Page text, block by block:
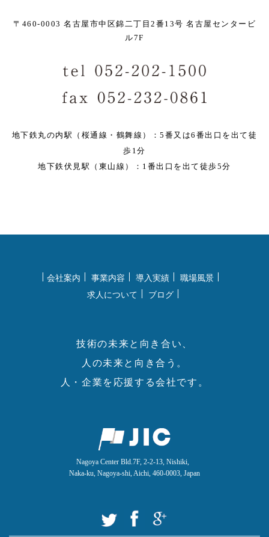
〒460-0003 名古屋市中区錦二丁目2番13号 名古屋センタービ
ル7F
地下鉄丸の内駅（桜通線・鶴舞線）：5番又は6番出口を出て徒
歩1分
地下鉄伏見駅（東山線）：1番出口を出て徒歩5分
会社案内 事業内容 導入実績
職場風景
求人について
ブログ
技術の未来と向き合い、
人の未来と向き合う。
人・企業を応援する会社です。
Nagoya Center Bld.7F, 2-2-13, Nishiki,
Naka-ku, Nagoya-shi, Aichi, 460-0003, Japan